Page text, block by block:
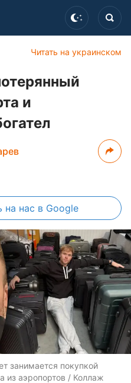
Читать на украинском
и
на нас в Google
занимается покупкой
из аэропортов / Коллаж